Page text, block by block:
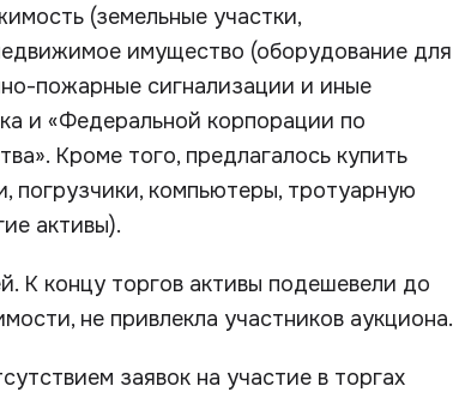
(земельные участки,
имущество (оборудование для
пожарные сигнализации и иные
и «Федеральной корпорации по
Кроме того, предлагалось купить
погрузчики, компьютеры, тротуарную
активы).
К концу торгов активы подешевели до
не привлекла участников аукциона.
заявок на участие в торгах